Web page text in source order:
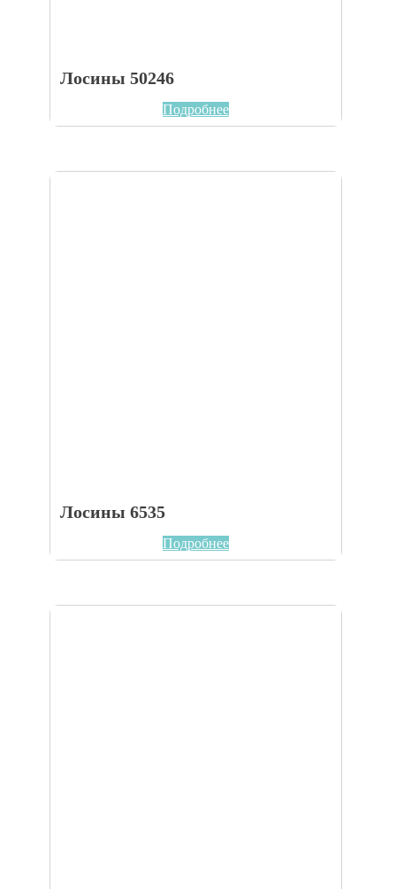
Лосины 50246
Подробнее
Лосины 6535
Подробнее